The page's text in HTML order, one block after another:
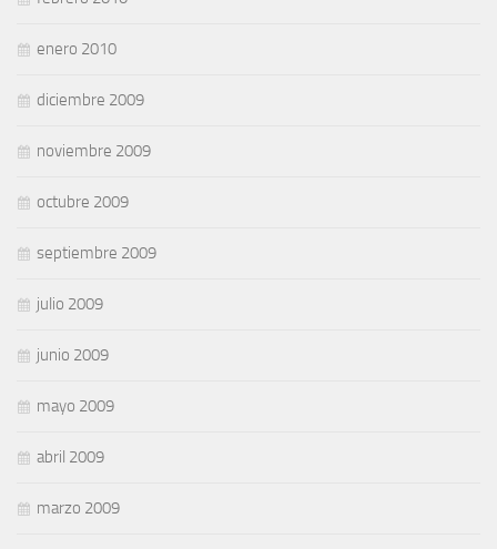
enero 2010
diciembre 2009
noviembre 2009
octubre 2009
septiembre 2009
julio 2009
junio 2009
mayo 2009
abril 2009
marzo 2009